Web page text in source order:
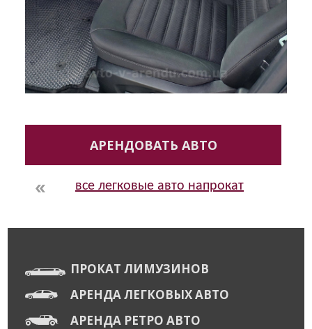
АРЕНДОВАТЬ АВТО
все легковые авто напрокат
ПРОКАТ ЛИМУЗИНОВ
АРЕНДА ЛЕГКОВЫХ АВТО
АРЕНДА РЕТРО АВТО